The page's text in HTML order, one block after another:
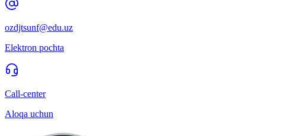
ozdjtsunf@edu.uz
Elektron pochta
Call-center
Aloqa uchun